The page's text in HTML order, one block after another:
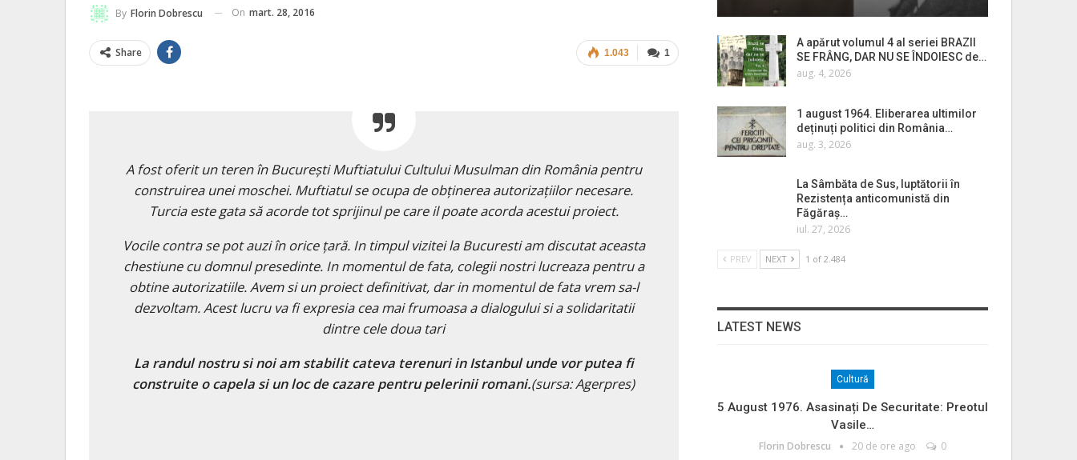
By Florin Dobrescu On mart. 28, 2016
1
1.043
Share
A fost oferit un teren în Bucureşti Muftiatului Cultului Musulman din România pentru
construirea unei moschei. Muftiatul se ocupa de obţinerea autorizaţiilor necesare.
Turcia este gata să acorde tot sprijinul pe care il poate acorda acestui proiect.
Vocile contra se pot auzi în orice ţară. In timpul vizitei la Bucuresti am discutat aceasta
chestiune cu domnul presedinte. In momentul de fata, colegii nostri lucreaza pentru a
obtine autorizatiile. Avem si un proiect definitivat, dar in momentul de fata vrem sa-l
dezvoltam. Acest lucru va fi expresia cea mai frumoasa a dialogului si a solidaritatii
dintre cele doua tari
La randul nostru si noi am stabilit cateva terenuri in Istanbul unde vor putea fi
construite o capela si un loc de cazare pentru pelerinii romani.(sursa: Agerpres)
A apărut volumul 4 al seriei BRAZII
SE FRÂNG, DAR NU SE ÎNDOIESC de…
aug. 4, 2026
1 august 1964. Eliberarea ultimilor
deținuți politici din România…
aug. 3, 2026
La Sâmbăta de Sus, luptătorii în
Rezistența anticomunistă din
Făgăraș…
iul. 27, 2026
PREV NEXT 1 of 2.484
LATEST NEWS
Cultură
5 August 1976. Asasinați De Securitate: Preotul
Vasile…
Florin Dobrescu 20 de ore ago 0